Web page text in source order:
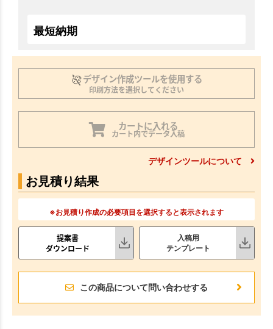
最短納期
デザイン作成ツールを使用する
印刷方法を選択してください
カートに入れる
カート内でデータ入稿
デザインツールについて
お見積り結果
※お見積り作成の必要項目を選択すると表示されます
提案書
ダウンロード
入稿用
テンプレート
この商品について問い合わせする